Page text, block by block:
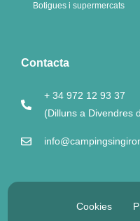
Botigues i supermercats
Contacta
+ 34 972 12 93 37
(Dilluns a Divendres
Cookies